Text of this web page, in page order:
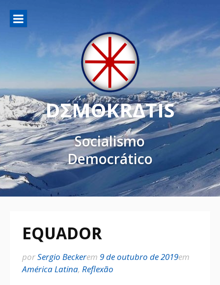
DΣMΘKRΔTIS
Socialismo
Democrático
EQUADOR
porSergio Beckerem 9 de outubro de 2019em
América Latina, Reflexão